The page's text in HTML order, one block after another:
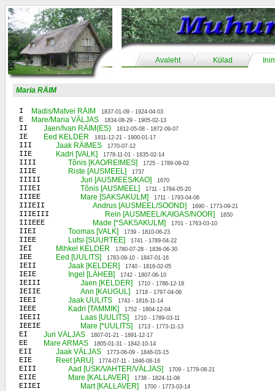
Avaleht Külad
Maria RÄIM
I Madis/Matvei RÄIM 1837-01-09 - 1924-04-03
E Mare/Maria VÄLJAS 1834-08-29 - 1905-02-13
II Jaen/Ivan RÄIM(ES) 1812-05-08 - 1872-09-07
IE Eed KELDER 1811-12-21 - 1900-01-17
III Jaak RÄIMES 1770-07-12
IIE Kadri [VALK] 1778-11-01 - 1835-02-14
IIII Tõnis [KAO/REIMES] 1725 - 1789-09-02
IIIE Riste [AUSMEEL] 1737
IIIII Juri [AUSMEES/KAO] 1670
IIIEI Tõnis [AUSMEEL] 1711 - 1784-05-20
IIIEE Mare [SAKSAKULM] 1711 - 1793-04-06
IIIEII Andrus [AUSMEEL/SOOND] 1690 - 1773-09-21
IIIEIII Rein [AUSMEEL/KAIGAS/NOOR] 1650
IIIEEE Made [*SAKSAKULM] 1701 - 1763-03-10
IIEI Toomas [VALK] 1739 - 1810-06-23
IIEE Lutsi [SUURTEE] 1741 - 1789-04-22
IEI Mihkel KELDER 1780-07-28 - 1836-06-30
IEE Eed [UULITS] 1783-09-10 - 1847-01-16
IEII Jaak [KELDER] 1740 - 1816-02-05
IEIE Ingel [LÄHEB] 1742 - 1807-06-10
IEIII Jaen [KELDER] 1710 - 1786-12-18
IEIIE Ann [KAUGUL] 1718 - 1797-04-06
IEEI Jaak UULITS 1743 - 1816-11-14
IEEE Kadri [TAMMIK] 1752 - 1804-12-04
IEEII Laas [UULITS] 1710 - 1789-03-11
IEEIE Mare [*UULITS] 1713 - 1773-11-13
EI Juri VÄLJAS 1807-01-21 - 1891-12-17
EE Mare ARMAS 1805-01-31 - 1842-10-14
EII Jaak VÄLJAS 1773-06-09 - 1846-03-15
EIE Reet [ARU] 1774-07-11 - 1846-08-16
EIII Aad [USK/VAHTER/VÄLJAS] 1709 - 1779-08-21
EIIE Mare [KALLAVER] 1738 - 1824-11-08
EIIEI Mart [KALLAVER] 1700 - 1773-03-14